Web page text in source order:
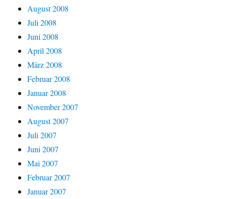
August 2008
Juli 2008
Juni 2008
April 2008
März 2008
Februar 2008
Januar 2008
November 2007
August 2007
Juli 2007
Juni 2007
Mai 2007
Februar 2007
Januar 2007